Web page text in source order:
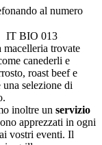
al numero
IT BIO 013
macelleria trovate
canederli e
roast beef e
selezione di
inoltre un servizio
apprezzati in ogni
vostri eventi. Il